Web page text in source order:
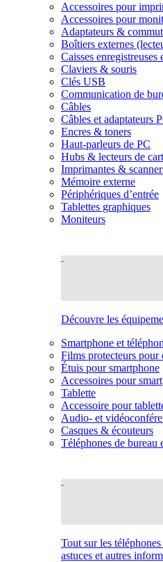
Accessoires pour
Accessoires pour
Adaptateurs &
Boîtiers externes
Caisses enregistreuses
Claviers & souris
Clés USB
Communication de
Câbles
Câbles et adaptateurs
Encres & toners
Haut-parleurs de PC
Hubs & lecteurs de
Imprimantes &
Mémoire externe
Périphériques d’entrée
Tablettes graphiques
Moniteurs
Découvre les
Smartphone et
Films protecteurs pour
Étuis pour smartphone
Accessoires pour
Tablette
Accessoire pour
Audio- et
Casques & écouteurs
Téléphones de bureau
Tout sur les
astuces et autres